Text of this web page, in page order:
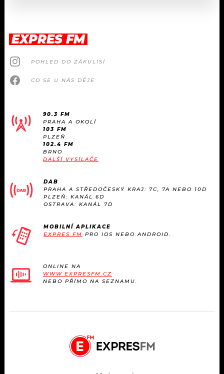
EXPRES FM
POHLED DO ZÁKULISÍ
CO SE U NÁS DĚJE
90.3 FM
PRAHA A OKOLÍ
103 FM
PLZEŇ
102.4 FM
BRNO
DALŠÍ VYSÍLAČE
DAB
PRAHA A STŘEDOČESKÝ KRAJ: 7C, 7A NEBO 10D
PLZEŇ: KANÁL 6D
OSTRAVA: KANÁL 7D
MOBILNÍ APLIKACE
EXPRES FM PRO IOS NEBO ANDROID.
ONLINE NA
WWW.EXPRESFM.CZ
NEBO PŘÍMO NA SEZNAMU.